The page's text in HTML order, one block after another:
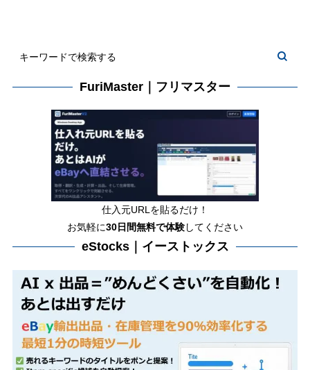
FuriMaster｜フリマスター
仕入元URLを貼るだけ！
お気軽に30日間無料で体験してください
eStocks｜イーストックス